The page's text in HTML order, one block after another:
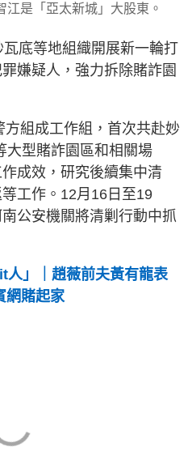
江是「亞太新城」大股東。
底等地組織開展新一輪打
嫌疑人，強力拆除賭詐園
組成工作組，首次共赴妙
大型賭詐園區和相關場
成效，研究後續集中清
工作。12月16日至19
公安機關將清剿行動中抓
人」｜趙薇前夫黃有龍表
網賭起家